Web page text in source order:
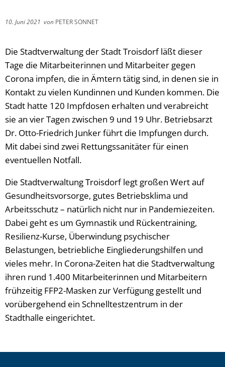
10. Juni 2021 von PETER SONNET
Die Stadtverwaltung der Stadt Troisdorf läßt dieser
Tage die Mitarbeiterinnen und Mitarbeiter gegen
Corona impfen, die in Ämtern tätig sind, in denen sie in
Kontakt zu vielen Kundinnen und Kunden kommen. Die
Stadt hatte 120 Impfdosen erhalten und verabreicht
sie an vier Tagen zwischen 9 und 19 Uhr. Betriebsarzt
Dr. Otto-Friedrich Junker führt die Impfungen durch.
Mit dabei sind zwei Rettungssanitäter für einen
eventuellen Notfall.
Die Stadtverwaltung Troisdorf legt großen Wert auf
Gesundheitsvorsorge, gutes Betriebsklima und
Arbeitsschutz – natürlich nicht nur in Pandemiezeiten.
Dabei geht es um Gymnastik und Rückentraining,
Resilienz-Kurse, Überwindung psychischer
Belastungen, betriebliche Eingliederungshilfen und
vieles mehr. In Corona-Zeiten hat die Stadtverwaltung
ihren rund 1.400 Mitarbeiterinnen und Mitarbeitern
frühzeitig FFP2-Masken zur Verfügung gestellt und
vorübergehend ein Schnelltestzentrum in der
Stadthalle eingerichtet.